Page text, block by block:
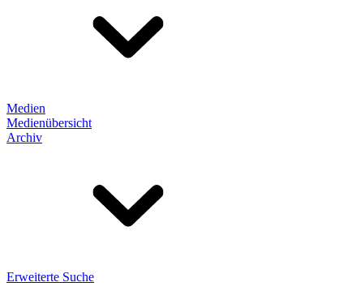
Medien
Medienübersicht
Archiv
Erweiterte Suche